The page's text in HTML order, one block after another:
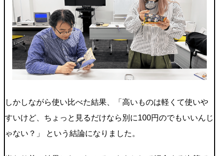
しかしながら使い比べた結果、「高いものは軽くて使いや
すいけど、ちょっと見るだけなら別に100円のでもいいんじ
ゃない？」 という結論になりました。